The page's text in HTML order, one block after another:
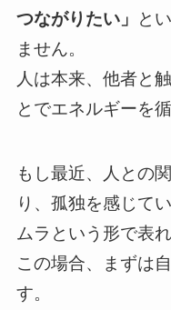
つながりたい」
と
ません。
人は本来、他者と
とでエネルギーを
もし最近、人との
り、孤独を感じて
ムラという形で表
この場合、まずは
す。